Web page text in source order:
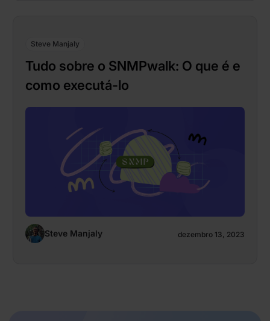
Steve Manjaly
Tudo sobre o SNMPwalk: O que é e
como executá-lo
Steve Manjaly dezembro 13, 2023